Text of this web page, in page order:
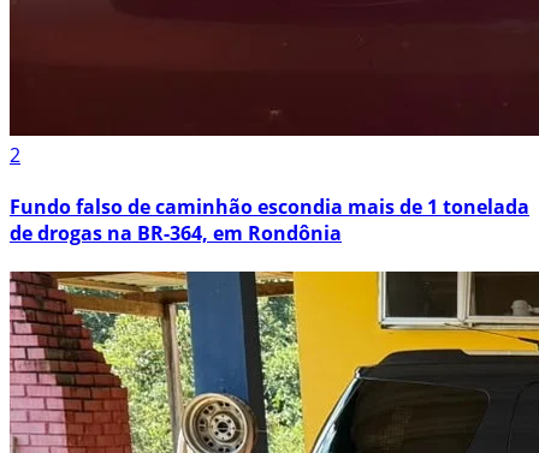
2
Fundo falso de caminhão escondia mais de 1 tonelada
de drogas na BR-364, em Rondônia